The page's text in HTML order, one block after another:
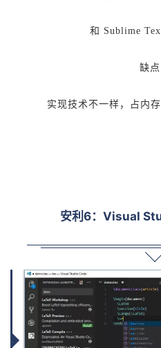
和 Sublime
缺点
实现技术不一样，占内
安利6：Visual